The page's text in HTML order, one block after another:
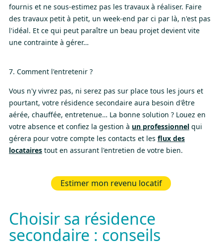
fournis et ne sous-estimez pas les travaux à réaliser. Faire
des travaux petit à petit, un week-end par ci par là, n'est pas
l'idéal. Et ce qui peut paraître un beau projet devient vite
une contrainte à gérer…
7. Comment l'entretenir ?
Vous n'y vivrez pas, ni serez pas sur place tous les jours et
pourtant, votre résidence secondaire aura besoin d'être
aérée, chauffée, entretenue… La bonne solution ? Louez en
votre absence et confiez la gestion à un professionnel qui
gérera pour votre compte les contacts et les flux des
locataires tout en assurant l'entretien de votre bien.
Estimer mon revenu locatif
Choisir sa résidence
secondaire : conseils